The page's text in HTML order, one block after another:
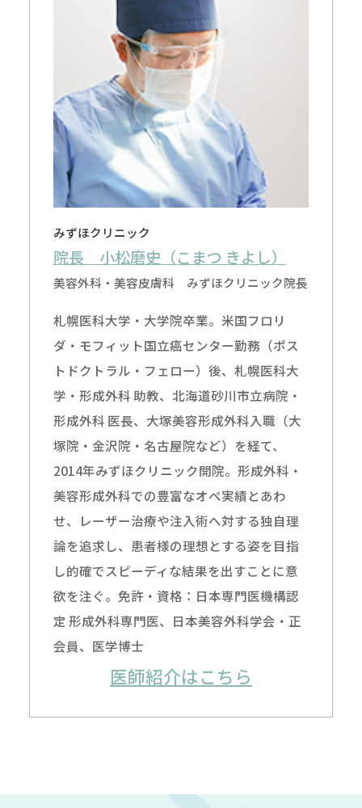
みずほクリニック
院長 小松磨史（こまつ きよし）
美容外科・美容皮膚科 みずほクリニック院長
札幌医科大学・大学院卒業。米国フロリ
ダ・モフィット国立癌センター勤務（ポス
トドクトラル・フェロー）後、札幌医科大
学・形成外科 助教、北海道砂川市立病院・
形成外科 医長、大塚美容形成外科入職（大
塚院・金沢院・名古屋院など）を経て、
2014年みずほクリニック開院。形成外科・
美容形成外科での豊富なオペ実績とあわ
せ、レーザー治療や注入術へ対する独自理
論を追求し、患者様の理想とする姿を目指
し的確でスピーディな結果を出すことに意
欲を注ぐ。免許・資格：日本専門医機構認
定 形成外科専門医、日本美容外科学会・正
会員、医学博士
医師紹介はこちら